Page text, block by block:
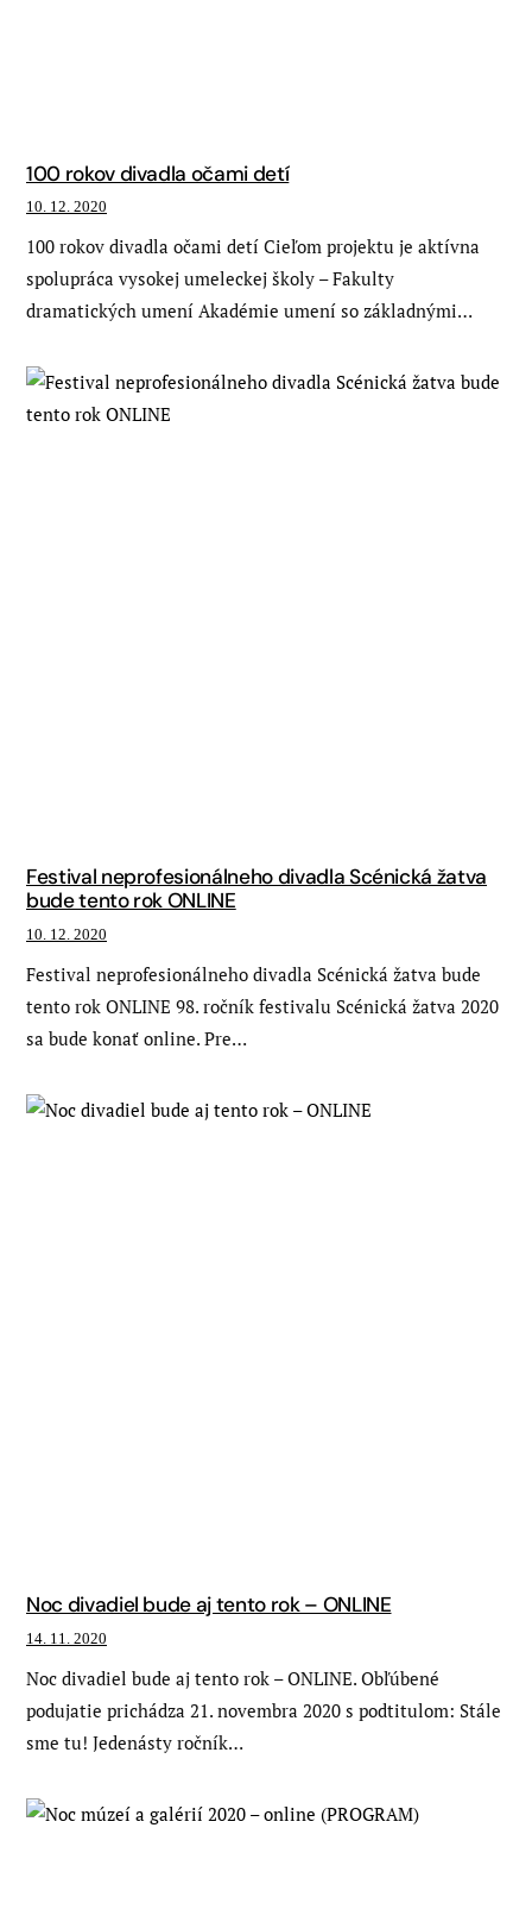
100 rokov divadla očami detí
10. 12. 2020
100 rokov divadla očami detí Cieľom projektu je aktívna
spolupráca vysokej umeleckej školy – Fakulty
dramatických umení Akadémie umení so základnými…
Festival neprofesionálneho divadla Scénická žatva
bude tento rok ONLINE
10. 12. 2020
Festival neprofesionálneho divadla Scénická žatva bude
tento rok ONLINE 98. ročník festivalu Scénická žatva 2020
sa bude konať online. Pre…
Noc divadiel bude aj tento rok – ONLINE
14. 11. 2020
Noc divadiel bude aj tento rok – ONLINE. Obľúbené
podujatie prichádza 21. novembra 2020 s podtitulom: Stále
sme tu! Jedenásty ročník…